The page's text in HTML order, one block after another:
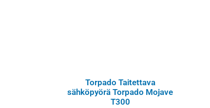
Torpado Taitettava
sähköpyörä Torpado Mojave
T300